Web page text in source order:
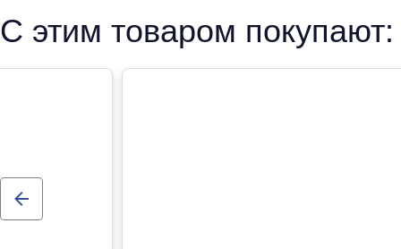
отопления
С этим товаром покупают: